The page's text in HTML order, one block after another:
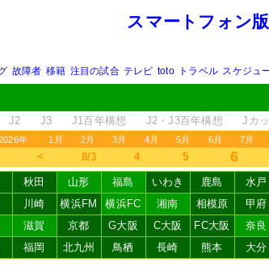
スマートフォン
故障者 移籍 注目の試合 テレビ toto トラベル スケジュ
J2 J3 J1百年構想 J2・J3百年構想 Jカ
年 1月 2月 3月 4月 5月 6月 7月
＜ 8/3 4 5 6
秋田 山形 福島 いわき 鹿島 水戸
川崎 横浜FM 横浜FC 湘南 相模原 甲府
滋賀 京都 G大阪 C大阪 FC大阪 奈良
福岡 北九州 鳥栖 長崎 熊本 大分